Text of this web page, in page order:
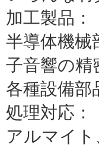
加工製品：
半導体機械
子音響の精
各種設備部
処理対応：
アルマイ